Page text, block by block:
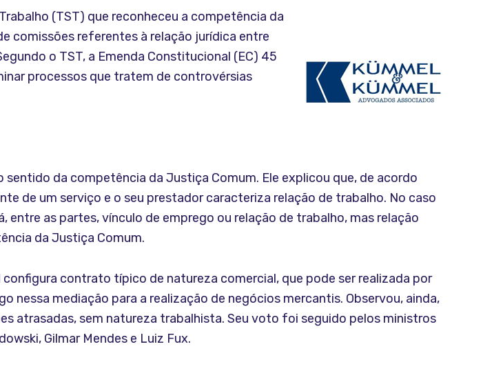
(TST) que reconheceu a competência da
comissões referentes à relação jurídica entre
o TST, a Emenda Constitucional (EC) 45
processos que tratem de controvérsias
da competência da Justiça Comum. Ele explicou que, de acordo
de um serviço e o seu prestador caracteriza relação de trabalho. No caso
as partes, vínculo de emprego ou relação de trabalho, mas relação
da Justiça Comum.
contrato típico de natureza comercial, que pode ser realizada por
nessa mediação para a realização de negócios mercantis. Observou, ainda,
atrasadas, sem natureza trabalhista. Seu voto foi seguido pelos ministros
Gilmar Mendes e Luiz Fux.